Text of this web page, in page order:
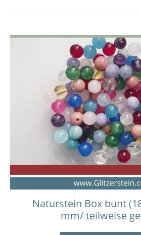
Naturstein Box bunt
mm/ teilweise